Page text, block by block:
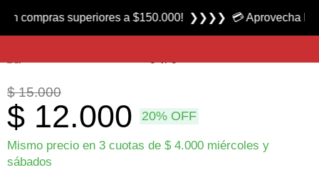
Producto nuevo
Balines Newboy Senior calibre 5.5 mm marca Skenco
$15.000
$ 12.000 20% OFF
Mismo precio en 3 cuotas de $4.000 miércoles y
sábados
superiores a $150.000! ❯❯❯❯ 💳 Aprovecha las 3